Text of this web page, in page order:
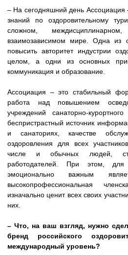
– На сегодняшний день
знаний по оздоровительному
сложном,
взаимозависимом мире. Одна
повысить авторитет индустрии
целом, а одни из основных
коммуникация и образование.
Ассоциация – это стабильный
работа над повышением
учреждений санаторно-
беспристрастный источник
и санаториях, качестве
оздоровления для всех
числе и обычных людей,
работодателей. При этом,
эмоционально важным
высокопрофессиональная
изначально ценит всех своих
них.
– Что, на ваш взгляд, нужно
бренд российского
международный уровень?